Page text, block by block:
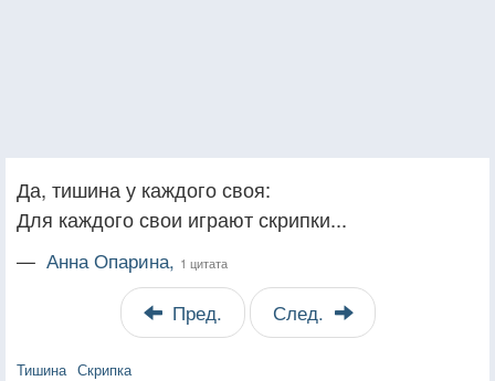
Да, тишина у каждого своя:
Для каждого свои играют скрипки...
— Анна Опарина, 1 цитата
Пред. След.
Тишина Скрипка